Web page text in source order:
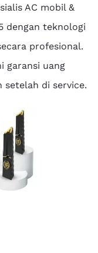
AC mobil &
dengan teknologi
profesional.
garansi uang
setelah di service.